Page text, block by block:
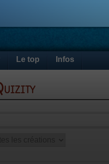
Le top Infos